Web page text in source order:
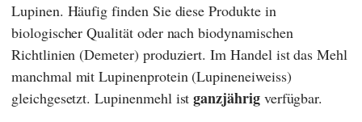
Lupinen. Häufig finden Sie diese Produkte in
biologischer Qualität oder nach biodynamischen
Richtlinien (Demeter) produziert. Im Handel ist das Mehl
manchmal mit Lupinenprotein (Lupineneiweiss)
gleichgesetzt. Lupinenmehl istganzjährig verfügbar.